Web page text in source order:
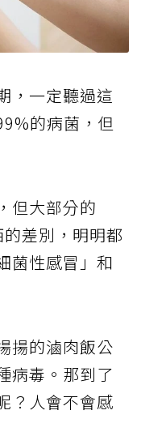
，一定聽過這
的病菌，但
但大部分的
差別，明明都
菌性感冒」和
揚的滷肉飯公
病毒。那到了
？人會不會感